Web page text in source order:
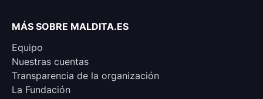
MÁS SOBRE MALDITA.ES
Equipo
Nuestras cuentas
Transparencia de la organización
La Fundación